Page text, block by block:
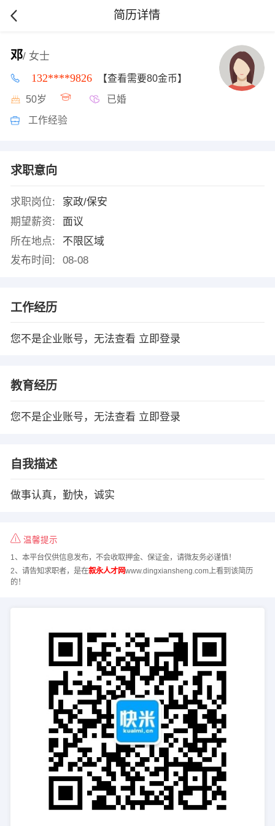
简历详情
邓/ 女士
132****9826 【查看需要80金币】
50岁 已婚
工作经验
求职意向
求职岗位:
家政/保安
期望薪资:
面议
所在地点:
不限区域
发布时间:
08-08
工作经历
您不是企业账号，无法查看 立即登录
教育经历
您不是企业账号，无法查看 立即登录
自我描述
做事认真，勤快，诚实
温馨提示
1、本平台仅供信息发布，不会收取押金、保证金，请微友务必谨慎！
2、请告知求职者，是在叙永人才网www.dingxiansheng.com上看到该简历
的！